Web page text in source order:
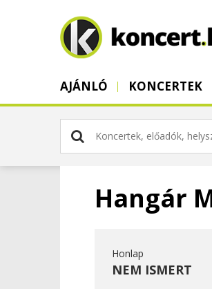
AJÁNLÓ KONCERTEK
Hangár
Honlap
NEM ISMERT